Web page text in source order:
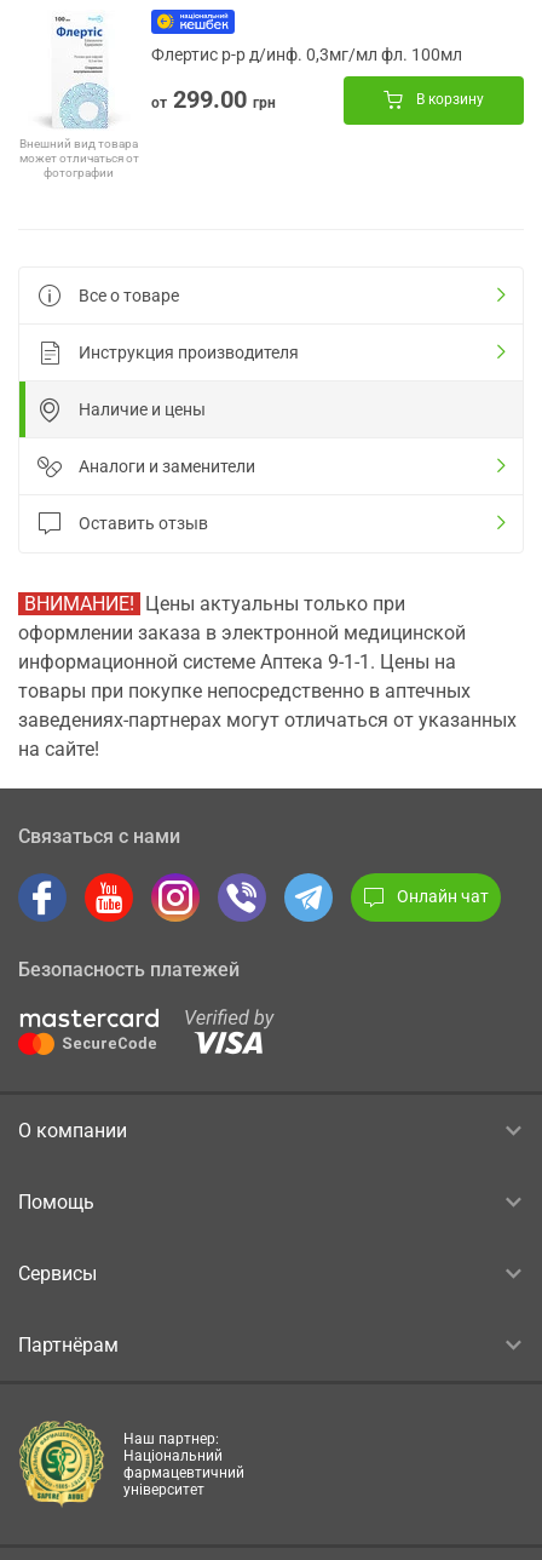
Внешний вид товара
может отличаться от
фотографии
Флертис р-р д/инф. 0,3мг/мл фл. 100мл
от 299.00 грн В корзину
Все о товаре
Инструкция производителя
Наличие и цены
Аналоги и заменители
Оставить отзыв
ВНИМАНИЕ! Цены актуальны только при
оформлении заказа в электронной медицинской
информационной системе Аптека 9-1-1. Цены на
товары при покупке непосредственно в аптечных
заведениях-партнерах могут отличаться от указанных
на сайте!
Связаться с нами
Онлайн чат
Безопасность платежей
О компании
Помощь
Сервисы
Партнёрам
Наш партнер:
Національний
фармацевтичний
університет